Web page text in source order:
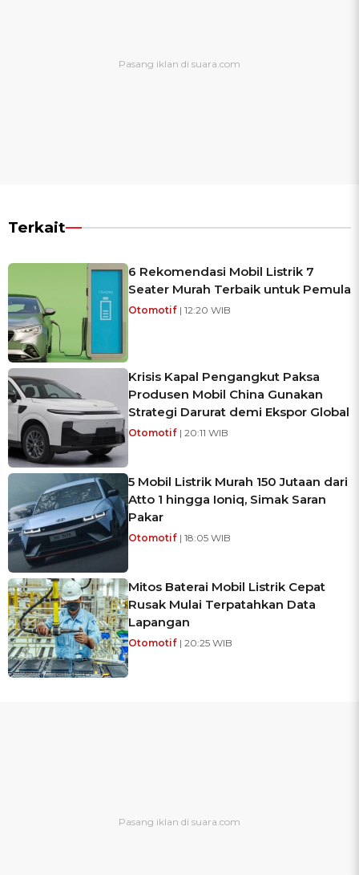
Terkait
6 Rekomendasi Mobil Listrik 7
Seater Murah Terbaik untuk Pemula
Otomotif | 12:20 WIB
Krisis Kapal Pengangkut Paksa
Produsen Mobil China Gunakan
Strategi Darurat demi Ekspor Global
Otomotif | 20:11 WIB
5 Mobil Listrik Murah 150 Jutaan dari
Atto 1 hingga Ioniq, Simak Saran
Pakar
Otomotif | 18:05 WIB
Mitos Baterai Mobil Listrik Cepat
Rusak Mulai Terpatahkan Data
Lapangan
Otomotif | 20:25 WIB